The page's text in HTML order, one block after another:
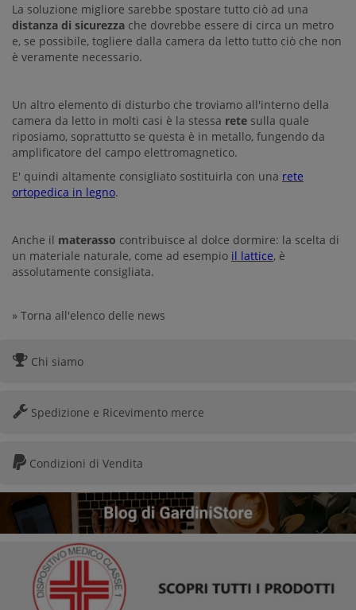
La soluzione migliore sarebbe spostare tutto ciò ad una
distanza di sicurezza che dovrebbe essere di circa un metro
e, se possibile, togliere dalla camera da letto tutto ciò che non
è veramente necessario.
Un altro elemento di disturbo che troviamo all'interno della
camera da letto in molti casi è la stessa rete sulla quale
riposiamo, soprattutto se questa è in metallo, fungendo da
amplificatore del campo elettromagnetico.
E' quindi altamente consigliato sostituirla con una rete
ortopedica in legno.
Anche il materasso contribuisce al dolce dormire: la scelta di
un materiale naturale, come ad esempio il lattice, è
assolutamente consigliata.
» Torna all'elenco delle news
Chi siamo
Spedizione e Ricevimento merce
Condizioni di Vendita